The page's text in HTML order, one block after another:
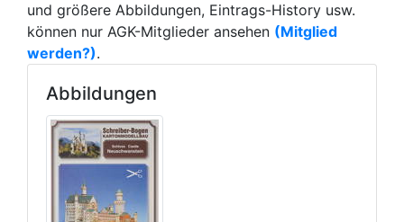
und größere Abbildungen, Eintrags-History usw.
können nur AGK-Mitglieder ansehen (Mitglied
werden?).
Abbildungen